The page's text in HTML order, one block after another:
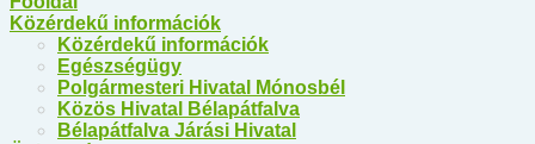
Közérdekű információk
Közérdekű információk
Egészségügy
Polgármesteri Hivatal Mónosbél
Közös Hivatal Bélapátfalva
Bélapátfalva Járási Hivatal